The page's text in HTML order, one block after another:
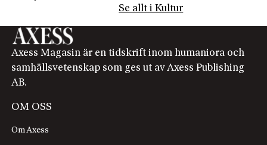
Se allt i Kultur
Axess Magasin är en tidskrift inom humaniora och
samhällsvetenskap som ges ut av Axess Publishing
AB.
OM OSS
Om Axess